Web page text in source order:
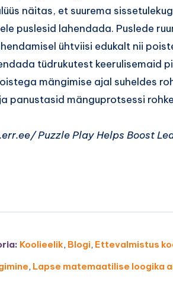
näitas, et suurema
puslesid lahendada. Puslede
ühtviisi edukalt nii
tüdrukutest keerulisemaid
mängimise ajal suheldes
panustasid mänguprotsessi
Puzzle Play Helps Boost
Koolieelik, Blogi, Ettevalmistus
, Lapse matemaatilise loogika